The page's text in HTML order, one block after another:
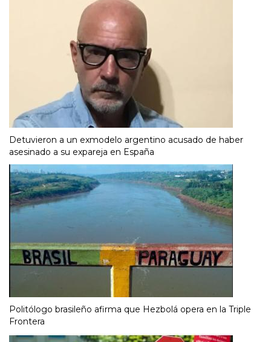
Detuvieron a un exmodelo argentino acusado de haber
asesinado a su expareja en España
Politólogo brasileño afirma que Hezbolá opera en la Triple
Frontera